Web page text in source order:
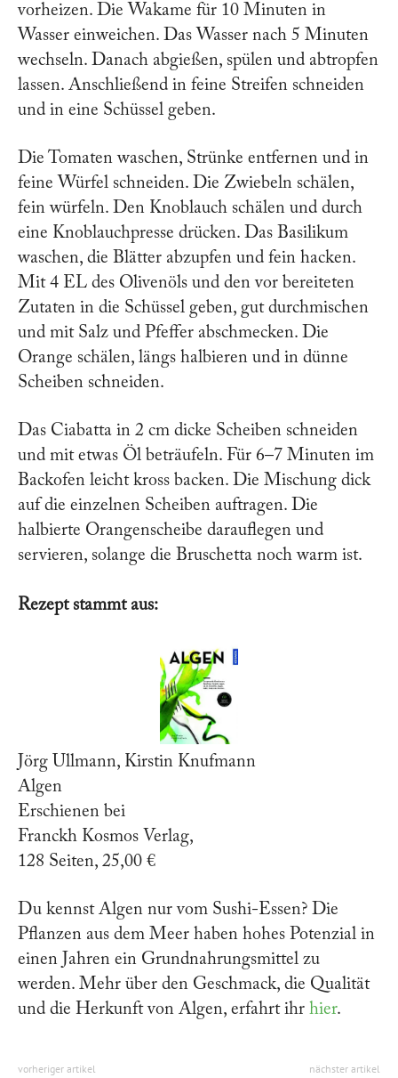
vorheizen. Die Wakame für 10 Minuten in
Wasser einweichen. Das Wasser nach 5 Minuten
wechseln. Danach abgießen, spülen und abtropfen
lassen. Anschließend in feine Streifen schneiden
und in eine Schüssel geben.
Die Tomaten waschen, Strünke entfernen und in
feine Würfel schneiden. Die Zwiebeln schälen,
fein würfeln. Den Knoblauch schälen und durch
eine Knoblauchpresse drücken. Das Basilikum
waschen, die Blätter abzupfen und fein hacken.
Mit 4 EL des Olivenöls und den vor bereiteten
Zutaten in die Schüssel geben, gut durchmischen
und mit Salz und Pfeffer abschmecken. Die
Orange schälen, längs halbieren und in dünne
Scheiben schneiden.
Das Ciabatta in 2 cm dicke Scheiben schneiden
und mit etwas Öl beträufeln. Für 6–7 Minuten im
Backofen leicht kross backen. Die Mischung dick
auf die einzelnen Scheiben auftragen. Die
halbierte Orangenscheibe darauflegen und
servieren, solange die Bruschetta noch warm ist.
Rezept stammt aus:
Jörg Ullmann, Kirstin Knufmann
Algen
Erschienen bei
Franckh Kosmos Verlag,
128 Seiten, 25,00 €
Du kennst Algen nur vom Sushi-Essen? Die
Pflanzen aus dem Meer haben hohes Potenzial in
einen Jahren ein Grundnahrungsmittel zu
werden. Mehr über den Geschmack, die Qualität
und die Herkunft von Algen, erfahrt ihr hier.
vorheriger artikel nächster artikel